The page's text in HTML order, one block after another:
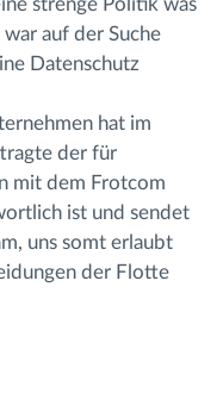
strenge Politik was
auf der Suche
Datenschutz
hat im
der für
mit dem Frotcom
ist und sendet
uns somt erlaubt
der Flotte